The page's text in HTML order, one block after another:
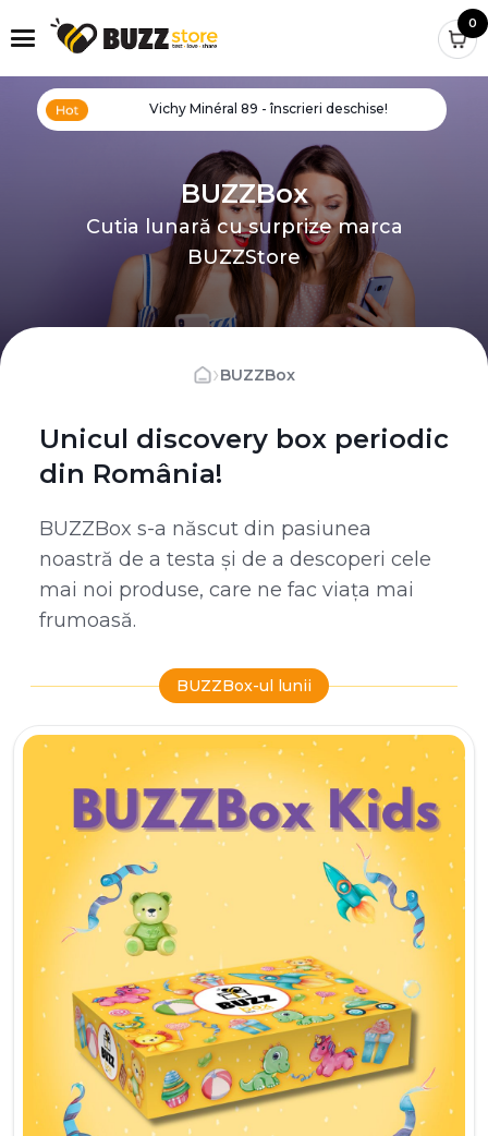
0
Vichy Minéral 89 - înscrieri deschise!
BUZZBox
Cutia lunară cu surprize marca
BUZZStore
›BUZZBox
Unicul discovery box periodic
din România!
BUZZBox s-a născut din pasiunea
noastră de a testa și de a descoperi cele
mai noi produse, care ne fac viața mai
frumoasă.
BUZZBox-ul lunii